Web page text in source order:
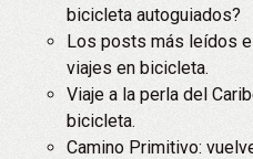
bicicleta autoguiados?
Los posts más leídos
viajes en bicicleta.
Viaje a la perla del
bicicleta.
Camino Primitivo: